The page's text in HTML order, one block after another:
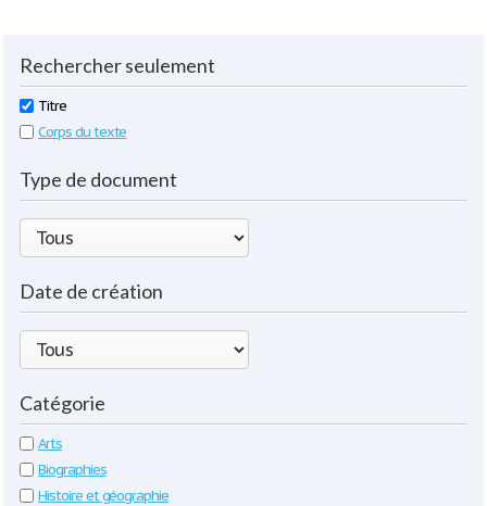
Rechercher seulement
Titre
Corps du texte
Type de document
Date de création
Catégorie
Arts
Biographies
Histoire et géographie